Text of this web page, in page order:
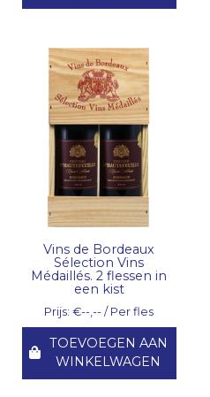
Vins de Bordeaux
Sélection Vins
Médaillés. 2 flessen in
een kist
Prijs: €--,-- / Per fles
TOEVOEGEN AAN
WINKELWAGEN